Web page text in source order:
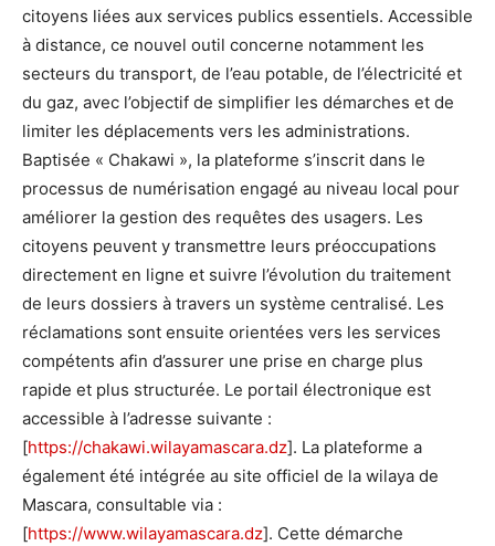
citoyens liées aux services publics essentiels. Accessible
à distance, ce nouvel outil concerne notamment les
secteurs du transport, de l’eau potable, de l’électricité et
du gaz, avec l’objectif de simplifier les démarches et de
limiter les déplacements vers les administrations.
Baptisée « Chakawi », la plateforme s’inscrit dans le
processus de numérisation engagé au niveau local pour
améliorer la gestion des requêtes des usagers. Les
citoyens peuvent y transmettre leurs préoccupations
directement en ligne et suivre l’évolution du traitement
de leurs dossiers à travers un système centralisé. Les
réclamations sont ensuite orientées vers les services
compétents afin d’assurer une prise en charge plus
rapide et plus structurée. Le portail électronique est
accessible à l’adresse suivante :
[https://chakawi.wilayamascara.dz]. La plateforme a
également été intégrée au site officiel de la wilaya de
Mascara, consultable via :
[https://www.wilayamascara.dz]. Cette démarche